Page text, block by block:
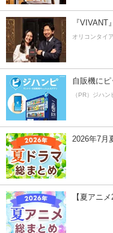
『
オリコンタイ
自販機に
（PR）ジハン
2026年7月
【夏アニ